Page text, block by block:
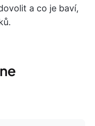
a co je baví,